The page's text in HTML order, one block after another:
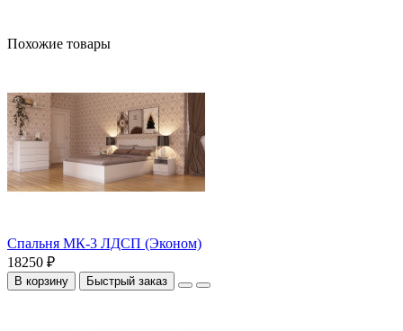
Похожие товары
Спальня МК-3 ЛДСП (Эконом)
18250 ₽
В корзину Быстрый заказ